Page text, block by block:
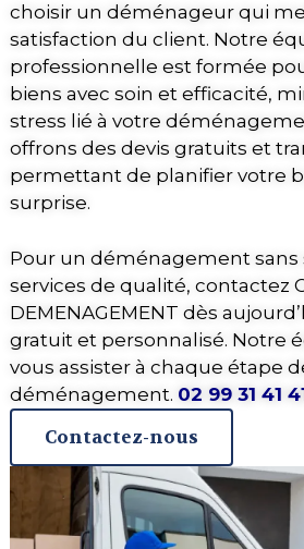
choisir un déménageur qui
satisfaction du client. Notre
professionnelle est formée
biens avec soin et efficacité,
stress lié à votre
offrons des devis gratuits et
permettant de planifier votre
surprise.
Pour un déménagement sans
services de qualité, contactez
DEMENAGEMENT dès
gratuit et personnalisé. Notre
vous assister à chaque étape
déménagement. 02 99 31 41
Contactez-nous